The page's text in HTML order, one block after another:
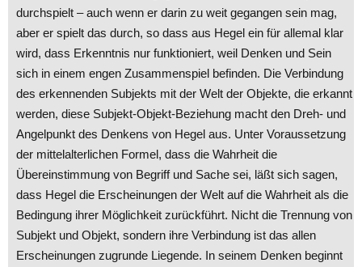
durchspielt – auch wenn er darin zu weit gegangen sein mag,
aber er spielt das durch, so dass aus Hegel ein für allemal klar
wird, dass Erkenntnis nur funktioniert, weil Denken und Sein
sich in einem engen Zusammenspiel befinden. Die Verbindung
des erkennenden Subjekts mit der Welt der Objekte, die erkannt
werden, diese Subjekt-Objekt-Beziehung macht den Dreh- und
Angelpunkt des Denkens von Hegel aus. Unter Voraussetzung
der mittelalterlichen Formel, dass die Wahrheit die
Übereinstimmung von Begriff und Sache sei, läßt sich sagen,
dass Hegel die Erscheinungen der Welt auf die Wahrheit als die
Bedingung ihrer Möglichkeit zurückführt. Nicht die Trennung von
Subjekt und Objekt, sondern ihre Verbindung ist das allen
Erscheinungen zugrunde Liegende. In seinem Denken beginnt